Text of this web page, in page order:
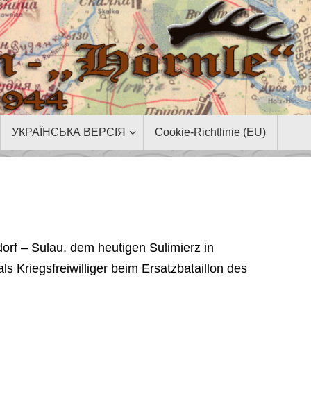
УКРАЇНСЬКА ВЕРСІЯ Cookie-Richtlinie (EU)
– Sulau, dem heutigen Sulimierz in
Kriegsfreiwilliger beim Ersatzbataillon des